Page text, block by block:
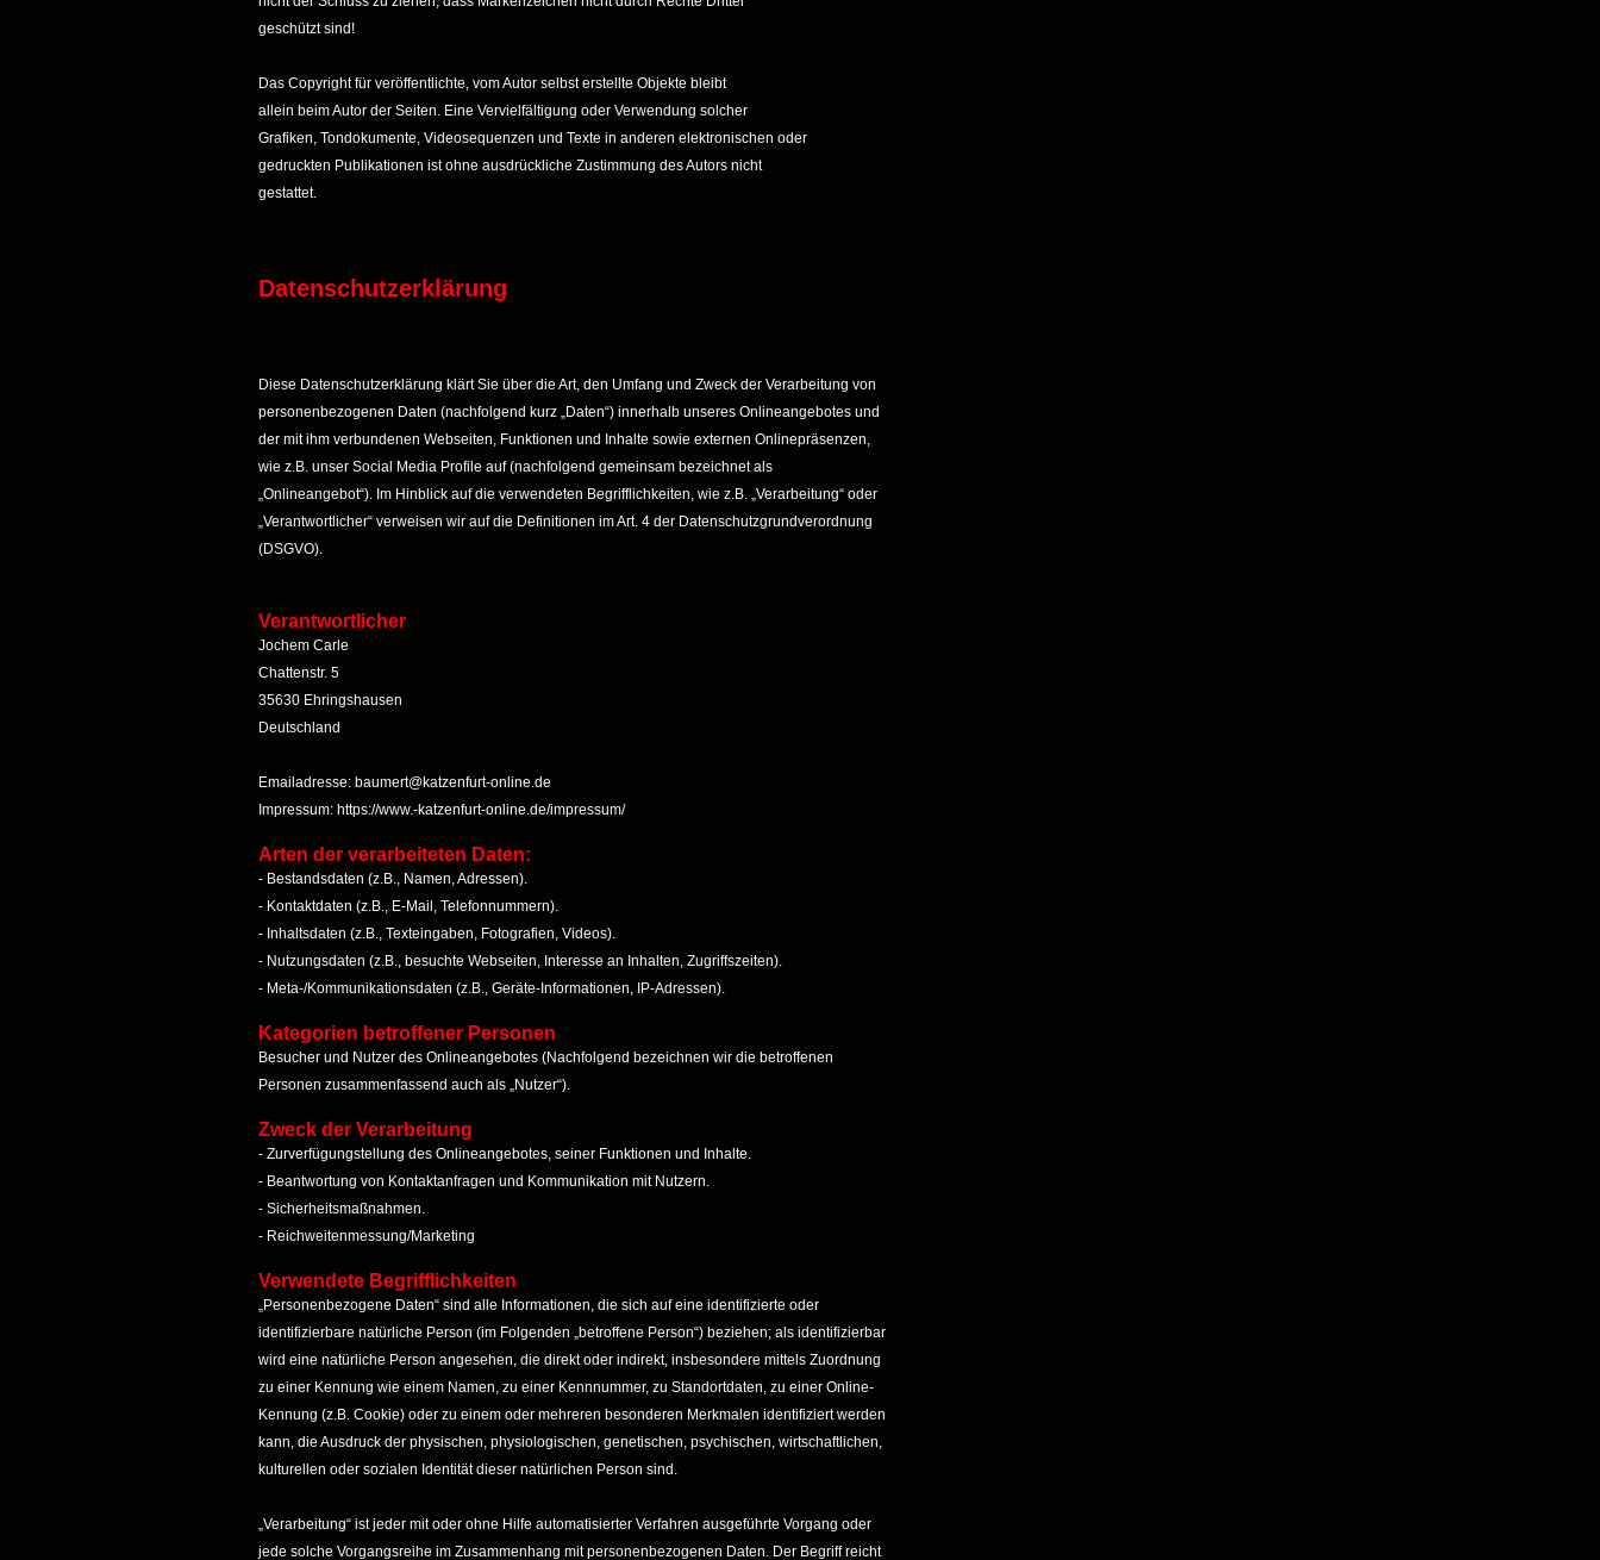
geschützt sind!
Das Copyright für veröffentlichte, vom Autor selbst erstellte Objekte bleibt
allein beim Autor der Seiten. Eine Vervielfältigung oder Verwendung solcher
Grafiken, Tondokumente, Videosequenzen und Texte in anderen elektronischen oder
gedruckten Publikationen ist ohne ausdrückliche Zustimmung des Autors nicht
gestattet.
Datenschutzerklärung
Diese Datenschutzerklärung klärt Sie über die Art, den Umfang und Zweck der Verarbeitung von
personenbezogenen Daten (nachfolgend kurz „Daten“) innerhalb unseres Onlineangebotes und
der mit ihm verbundenen Webseiten, Funktionen und Inhalte sowie externen Onlinepräsenzen,
wie z.B. unser Social Media Profile auf (nachfolgend gemeinsam bezeichnet als
„Onlineangebot“). Im Hinblick auf die verwendeten Begrifflichkeiten, wie z.B. „Verarbeitung“ oder
„Verantwortlicher“ verweisen wir auf die Definitionen im Art. 4 der Datenschutzgrundverordnung
(DSGVO).
Verantwortlicher
Jochem Carle
Chattenstr. 5
35630 Ehringshausen
Deutschland
Emailadresse: baumert@katzenfurt-online.de
Impressum: https://www.-katzenfurt-online.de/impressum/
Arten der verarbeiteten Daten:
- Bestandsdaten (z.B., Namen, Adressen).
- Kontaktdaten (z.B., E-Mail, Telefonnummern).
- Inhaltsdaten (z.B., Texteingaben, Fotografien, Videos).
- Nutzungsdaten (z.B., besuchte Webseiten, Interesse an Inhalten, Zugriffszeiten).
- Meta-/Kommunikationsdaten (z.B., Geräte-Informationen, IP-Adressen).
Kategorien betroffener Personen
Besucher und Nutzer des Onlineangebotes (Nachfolgend bezeichnen wir die betroffenen
Personen zusammenfassend auch als „Nutzer“).
Zweck der Verarbeitung
- Zurverfügungstellung des Onlineangebotes, seiner Funktionen und Inhalte.
- Beantwortung von Kontaktanfragen und Kommunikation mit Nutzern.
- Sicherheitsmaßnahmen.
- Reichweitenmessung/Marketing
Verwendete Begrifflichkeiten
„Personenbezogene Daten“ sind alle Informationen, die sich auf eine identifizierte oder
identifizierbare natürliche Person (im Folgenden „betroffene Person“) beziehen; als identifizierbar
wird eine natürliche Person angesehen, die direkt oder indirekt, insbesondere mittels Zuordnung
zu einer Kennung wie einem Namen, zu einer Kennnummer, zu Standortdaten, zu einer Online-
Kennung (z.B. Cookie) oder zu einem oder mehreren besonderen Merkmalen identifiziert werden
kann, die Ausdruck der physischen, physiologischen, genetischen, psychischen, wirtschaftlichen,
kulturellen oder sozialen Identität dieser natürlichen Person sind.
„Verarbeitung“ ist jeder mit oder ohne Hilfe automatisierter Verfahren ausgeführte Vorgang oder
jede solche Vorgangsreihe im Zusammenhang mit personenbezogenen Daten. Der Begriff reicht